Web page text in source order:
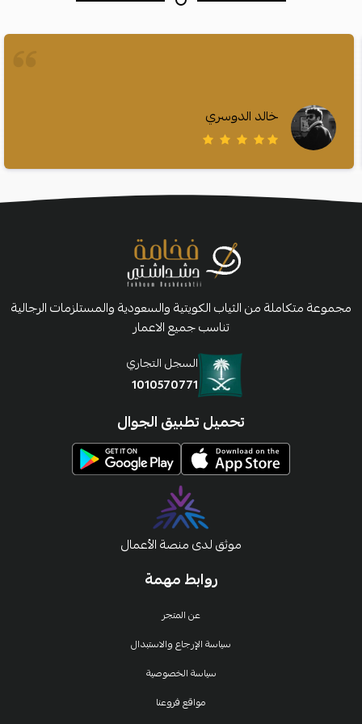
خالد الدوسري
روابط مهمة
عن المتجر
سياسة الإرجاع والاستبدال
سياسة الخصوصية
مواقع فروعنا
مجموعة متكاملة من الثياب الكويتية والسعودية والمستلزمات الرجالية
تناسب جميع الاعمار
السجل التجاري
1010570771
تحميل تطبيق الجوال
موثق لدى منصة الأعمال